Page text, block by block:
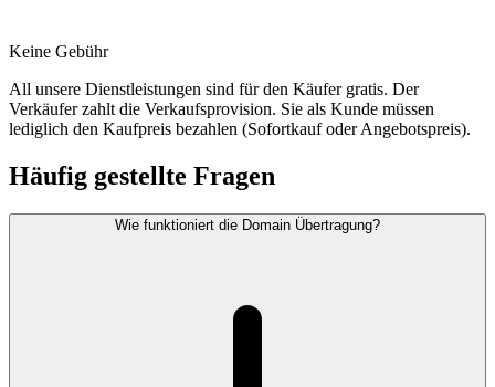
Keine Gebühr
All unsere Dienstleistungen sind für den Käufer gratis. Der
Verkäufer zahlt die Verkaufsprovision. Sie als Kunde müssen
lediglich den Kaufpreis bezahlen (Sofortkauf oder Angebotspreis).
Häufig gestellte Fragen
Wie funktioniert die Domain Übertragung?